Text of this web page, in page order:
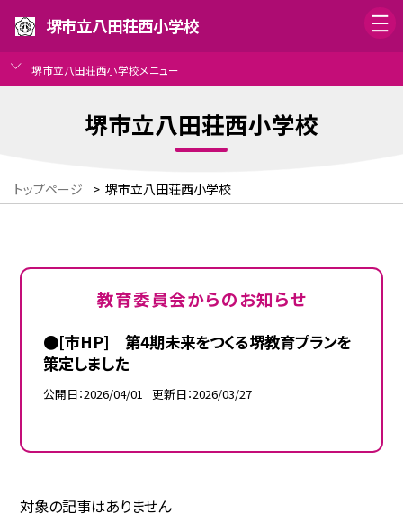
堺市立八田荘西小学校
堺市立八田荘西小学校メニュー
堺市立八田荘西小学校
トップページ > 堺市立八田荘西小学校
教育委員会からのお知らせ
●[市HP] 第4期未来をつくる堺教育プランを
策定しました
公開日 2026/04/01 更新日 2026/03/27
対象の記事はありません